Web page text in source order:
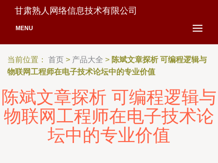
甘肃熟人网络信息技术有限公司
MENU
当前位置： 首页 > 产品大全 > 陈斌文章探析 可编程逻辑与
物联网工程师在电子技术论坛中的专业价值
陈斌文章探析 可编程逻辑与
物联网工程师在电子技术论
坛中的专业价值